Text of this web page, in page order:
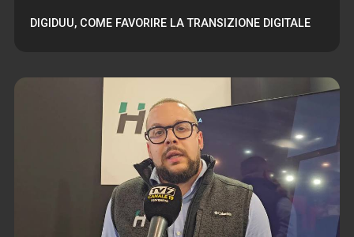
DIGIDUU, COME FAVORIRE LA TRANSIZIONE DIGITALE